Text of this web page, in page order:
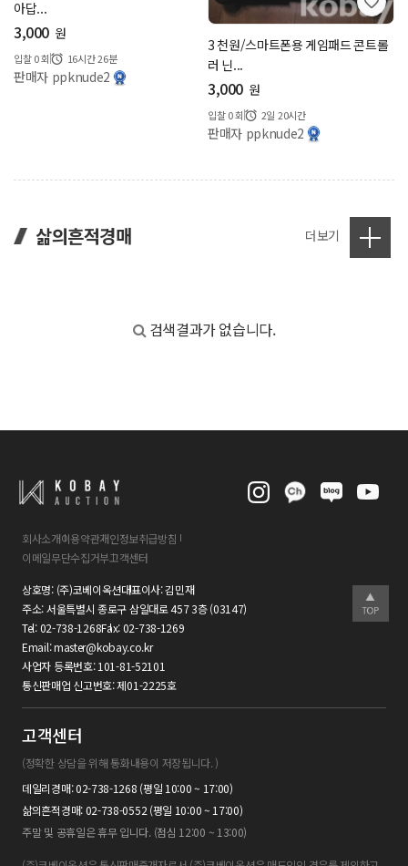
아답...
3,000 원
입찰 0회 16시간 26분
판매자 ppknude2
3 천원/스마트폰용 게임패드 콘트롤
러 닌...
3,000 원
입찰 0회 2일 20시간
판매자 ppknude2
삶의흔적경매 더보기
검색결과가 없습니다.
회사소개이용약관개인정보취급방침
이메일무단수집거부고객센터
상호명: (주)코베이옥션대표이사:김민재
주소:서울특별시 종로구 삼일대로 457 3층 (03147)
Tel:02-738-1268Fax:02-738-1269
Email:master@kobay.co.kr
사업자 등록번호:101-81-52101
통신판매업 신고번호:제01-2225호
고객센터
(정확한 상담을 위해 통화내용이 저장됩니다. )
데일리경매: 02-738-1268 (평일 10:00 ~ 17:00)
삶의흔적경매: 02-738-0552 (평일 10:00 ~ 17:00)
주말 및 공휴일은 휴무 입니다. (점심 12:00 ~ 13:00)